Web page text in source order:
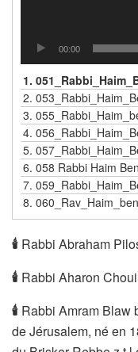
00:00
1.
2.
3.
4.
5.
6. 058 Rabbi Haim Ben
7.
8.
🕯 Rabbi Abraham
🕯 Rabbi Aharon
🕯 Rabbi Amram Blaw
de Jérusalem, né en